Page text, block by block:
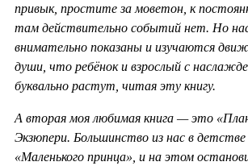
привык, простите за моветон, к
там действительно событий нет. Но
внимательно показаны и изучаются
души, что ребёнок и взрослый с
буквально растут, читая эту книгу.
А вторая моя любимая книга — это
Экзюпери. Большинство из нас в
«Маленького принца», и на этом